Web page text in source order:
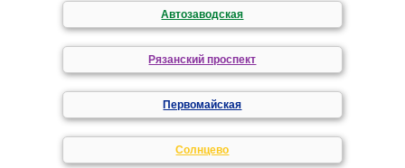
Автозаводская
Рязанский проспект
Первомайская
Солнцево